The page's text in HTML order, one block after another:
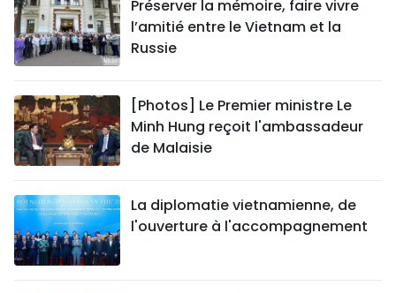
Préserver la mémoire, faire vivre
l’amitié entre le Vietnam et la
Russie
[Photos] Le Premier ministre Le
Minh Hung reçoit l'ambassadeur
de Malaisie
La diplomatie vietnamienne, de
l'ouverture à l'accompagnement